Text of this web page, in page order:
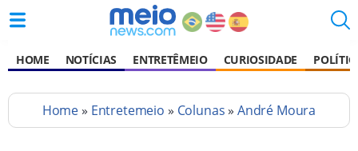
HOME NOTÍCIAS ENTRETÊMEIO CURIOSIDADE
Home» Entretemeio » Colunas» André Moura